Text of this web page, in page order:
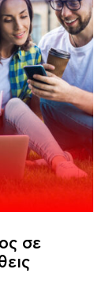
σε